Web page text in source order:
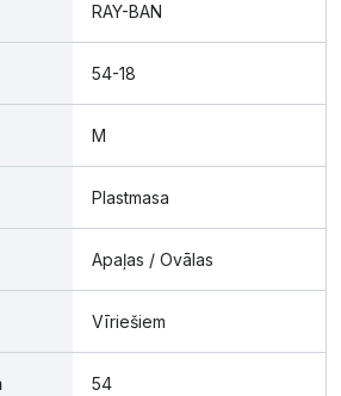
RAY-BAN
54-18
M
Plastmasa
Apaļas / Ovālas
Vīriešiem
54